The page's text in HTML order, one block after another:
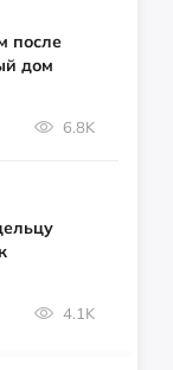
после
дом
6.8K
4.1K